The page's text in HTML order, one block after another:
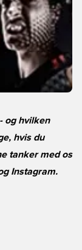
og hvilken
hvis du
tanker med os
Instagram.